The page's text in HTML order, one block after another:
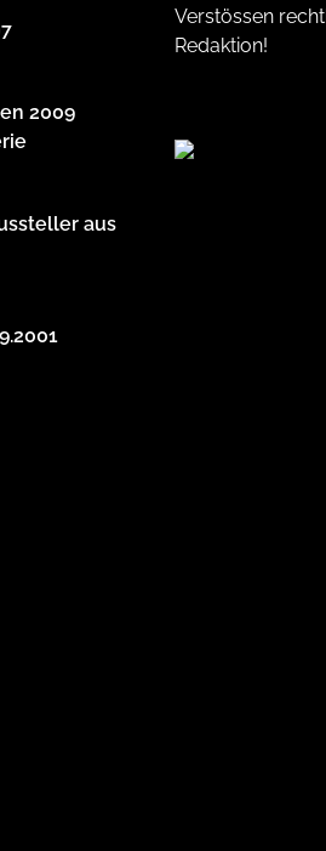
2009
aus
Verstössen
Redaktion!